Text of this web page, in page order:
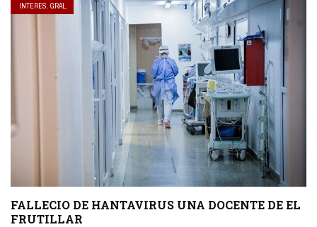
INTERES. GRAL.
FALLECIO DE HANTAVIRUS UNA DOCENTE DE EL
FRUTILLAR